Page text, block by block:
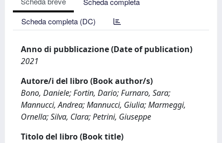
Scheda completa (DC)
Anno di pubblicazione (Date of publication)
2021
Autore/i del libro (Book author/s)
Bono, Daniele; Fortin, Dario; Furnaro, Sara;
Mannucci, Andrea; Mannucci, Giulia; Marmeggi,
Ornella; Silva, Clara; Petrini, Giuseppe
Titolo del libro (Book title)